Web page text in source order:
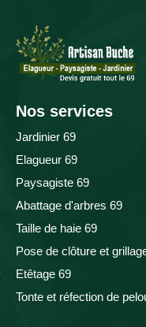
Nos services
Jardinier 69
Elagueur 69
Paysagiste 69
Abattage d'arbres 69
Taille de haie 69
Pose de clôture et
Etêtage 69
Tonte et réfection de